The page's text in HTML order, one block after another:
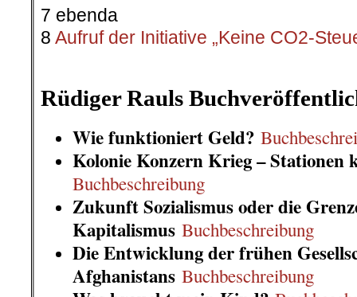
7 ebenda
8 Aufruf der Initiative „Keine CO2-
Rüdiger Rauls
Wie funktioniert Geld?
Kolonie Konzern Krieg –
Buchbeschreibung
Zukunft Sozialismus oder die
Kapitalismus Buchbeschreibung
Die Entwicklung der frühen
Afghanistans Buchbeschreibung